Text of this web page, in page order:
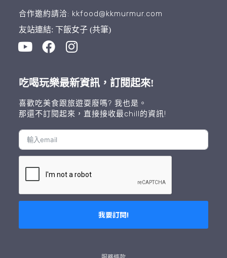
合作邀約請洽: kkfood@kkmurmur.com
友站連結: 下飯女子 (共筆)
吃喝玩樂最新資訊，訂閱起來!
喜歡吃美食跟旅遊耍廢嗎? 我也是。
那還不訂閱起來，直接接收最chill的資訊!
我要訂閱!